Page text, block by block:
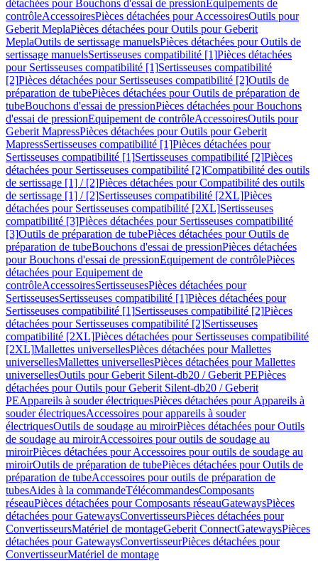
détachées pour Bouchons d'essai de pressionEquipements de
contrôleAccessoiresPièces détachées pour AccessoiresOutils pour
Geberit MeplaPièces détachées pour Outils pour Geberit
MeplaOutils de sertissage manuelsPièces détachées pour Outils de
sertissage manuelsSertisseuses compatibilité [1]Pièces détachées
pour Sertisseuses compatibilité [1]Sertisseuses compatibilité
[2]Pièces détachées pour Sertisseuses compatibilité [2]Outils de
préparation de tubePièces détachées pour Outils de préparation de
tubeBouchons d'essai de pressionPièces détachées pour Bouchons
d'essai de pressionEquipement de contrôleAccessoiresOutils pour
Geberit MapressPièces détachées pour Outils pour Geberit
MapressSertisseuses compatibilité [1]Pièces détachées pour
Sertisseuses compatibilité [1]Sertisseuses compatibilité [2]Pièces
détachées pour Sertisseuses compatibilité [2]Compatibilité des outils
de sertissage [1] / [2]Pièces détachées pour Compatibilité des outils
de sertissage [1] / [2]Sertisseuses compatibilité [2XL]Pièces
détachées pour Sertisseuses compatibilité [2XL]Sertisseuses
compatibilité [3]Pièces détachées pour Sertisseuses compatibilité
[3]Outils de préparation de tubePièces détachées pour Outils de
préparation de tubeBouchons d'essai de pressionPièces détachées
pour Bouchons d'essai de pressionEquipement de contrôlePièces
détachées pour Equipement de
contrôleAccessoiresSertisseusesPièces détachées pour
SertisseusesSertisseuses compatibilité [1]Pièces détachées pour
Sertisseuses compatibilité [1]Sertisseuses compatibilité [2]Pièces
détachées pour Sertisseuses compatibilité [2]Sertisseuses
compatibilité [2XL]Pièces détachées pour Sertisseuses compatibilité
[2XL]Mallettes universellesPièces détachées pour Mallettes
universellesMallettes universellesPièces détachées pour Mallettes
universellesOutils pour Geberit Silent-db20 / Geberit PEPièces
détachées pour Outils pour Geberit Silent-db20 / Geberit
PEAppareils à souder électriquesPièces détachées pour Appareils à
souder électriquesAccessoires pour appareils à souder
électriquesOutils de soudage au miroirPièces détachées pour Outils
de soudage au miroirAccessoires pour outils de soudage au
miroirPièces détachées pour Accessoires pour outils de soudage au
miroirOutils de préparation de tubePièces détachées pour Outils de
préparation de tubeAccessoires pour outils de préparation de
tubesAides à la commandeTélécommandesComposants
réseauPièces détachées pour Composants réseauGatewaysPièces
détachées pour GatewaysConvertisseursPièces détachées pour
ConvertisseursMatériel de montageGeberit ConnectGatewaysPièces
détachées pour GatewaysConvertisseurPièces détachées pour
ConvertisseurMatériel de montage